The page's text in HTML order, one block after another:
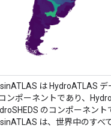
は HydroATLAS デ
ンポーネントであり、
のコンポーネント
は、世界中のすべ